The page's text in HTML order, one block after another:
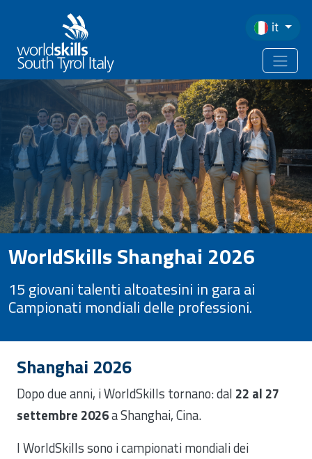
it
WorldSkills Shanghai 2026
15 giovani talenti altoatesini in gara ai
Campionati mondiali delle professioni.
Shanghai 2026
Dopo due anni, i WorldSkills tornano: dal 22 al 27
settembre 2026a Shanghai, Cina.
I WorldSkills sono i campionati mondiali dei